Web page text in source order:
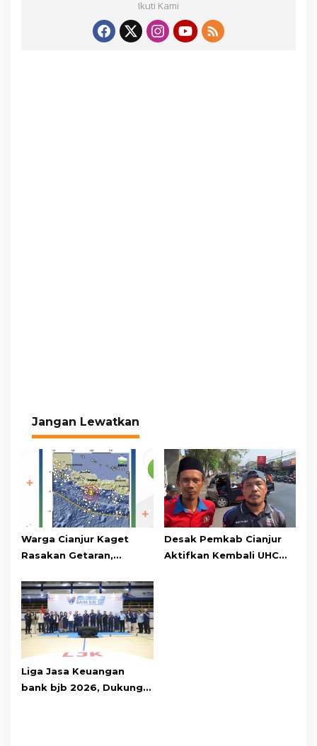
Ikuti Kami
Jangan Lewatkan
Warga Cianjur Kaget
Rasakan Getaran,
Berpusat di
Pangandaran
Desak Pemkab Cianjur
Aktifkan Kembali UHC
Liga Jasa Keuangan
bank bjb 2026, Dukung